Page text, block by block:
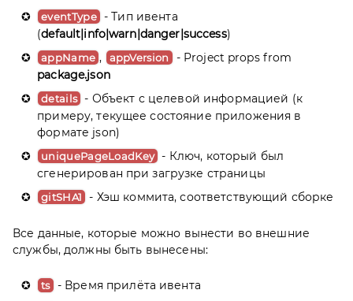
eventType - Тип ивента
(default|info|warn|danger|success)
appName , appVersion
- Project props from
package.json
details - Объект с целевой информацией (к
примеру, текущее состояние приложения в
формате json)
uniquePageLoadKey - Ключ, который был
сгенерирован при загрузке страницы
gitSHA1 - Хэш коммита, соответствующий сборке
Все данные, которые можно вынести во внешние
службы, должны быть вынесены:
ts - Время прилёта ивента